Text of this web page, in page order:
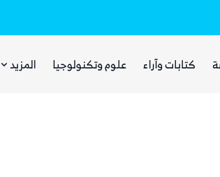
ذا ناشيونال: توسع حضور الحوثيين في العراق مرتبط
كتابات وآراء علوم وتكنولوجيا المزيد